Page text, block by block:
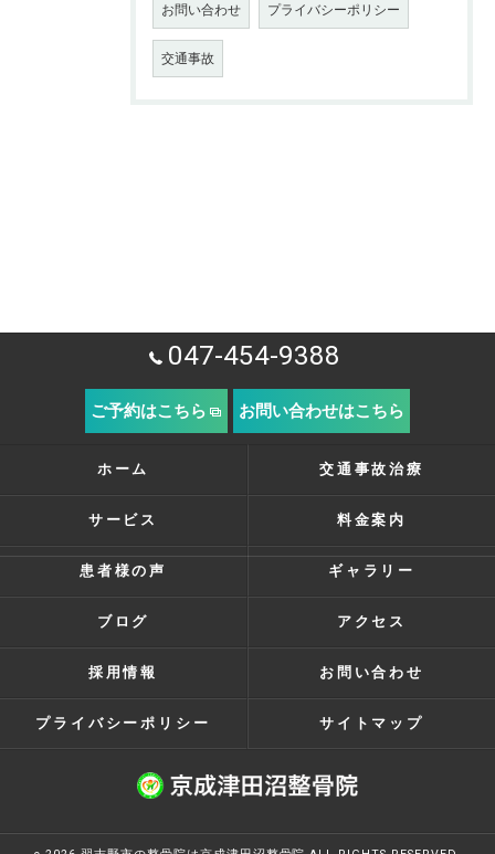
お問い合わせ プライバシーポリシー
交通事故
047-454-9388
ご予約はこちら お問い合わせはこちら
ホーム 交通事故治療
サービス 料金案内
患者様の声 ギャラリー
ブログ アクセス
採用情報 お問い合わせ
プライバシーポリシー サイトマップ